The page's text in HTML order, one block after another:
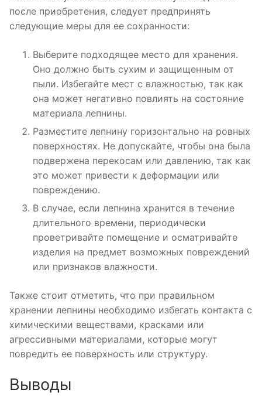
после приобретения, следует предпринять
следующие меры для ее сохранности:
Выберите подходящее место для хранения.
Оно должно быть сухим и защищенным от
пыли. Избегайте мест с влажностью, так как
она может негативно повлиять на состояние
материала лепнины.
Разместите лепнину горизонтально на ровных
поверхностях. Не допускайте, чтобы она была
подвержена перекосам или давлению, так как
это может привести к деформации или
повреждению.
В случае, если лепнина хранится в течение
длительного времени, периодически
проветривайте помещение и осматривайте
изделия на предмет возможных повреждений
или признаков влажности.
Также стоит отметить, что при правильном
хранении лепнины необходимо избегать контакта с
химическими веществами, красками или
агрессивными материалами, которые могут
повредить ее поверхность или структуру.
Выводы